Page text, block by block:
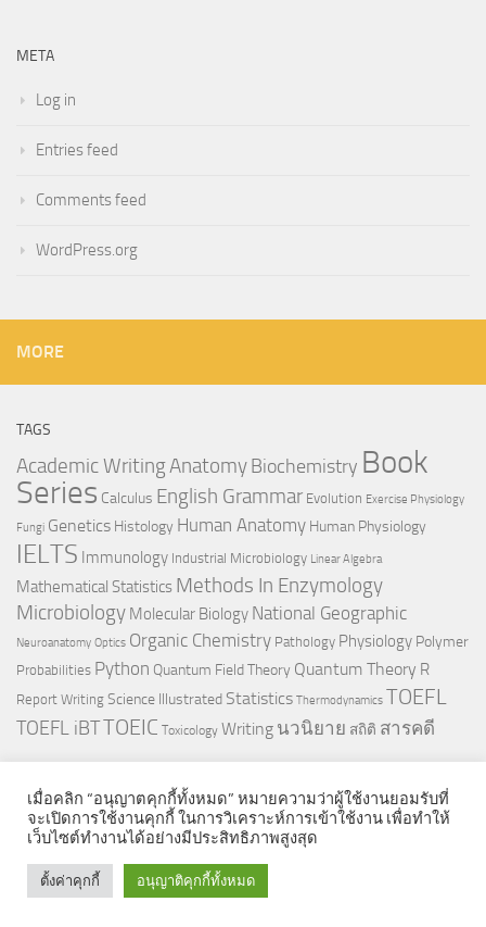
META
Log in
Entries feed
Comments feed
WordPress.org
MORE
TAGS
Academic WritingAnatomyBiochemistry Book
Series Calculus English Grammar Evolution Exercise Physiology
Fungi Genetics Histology Human Anatomy Human Physiology
IELTS Immunology Industrial Microbiology Linear Algebra
Mathematical Statistics Methods In Enzymology
Microbiology Molecular Biology National Geographic
Neuroanatomy Optics Organic Chemistry Pathology Physiology Polymer
Probabilities Python Quantum Field Theory Quantum Theory R
Report Writing Science Illustrated Statistics Thermodynamics TOEFL
TOEFL iBTTOEIC Toxicology Writing นวนิยาย สถิติ สารคดี
© 2026. All Rights Reserved.
เมื่อคลิก “อนุญาตคุกกี้ทั้งหมด” หมายความว่าผู้ใช้งานยอมรับที่
จะเปิดการใช้งานคุกกี้ ในการวิเคราะห์การเข้าใช้งาน เพื่อทำให้
เว็บไซต์ทำงานได้อย่างมีประสิทธิภาพสูงสุด
ตั้งค่าคุกกี้ อนุญาติคุกกี้ทั้งหมด